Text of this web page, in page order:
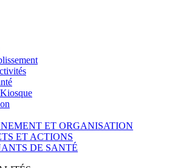
ET ORGANISATION
ET ACTIONS
DE SANTÉ